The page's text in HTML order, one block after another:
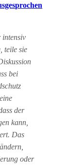
intensiv
teile sie
bei
der
kann,
Das
oder